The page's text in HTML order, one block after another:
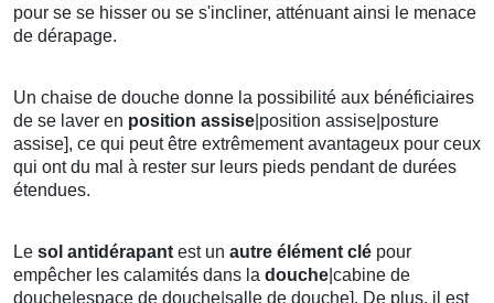
pour se se hisser ou se s'incliner, atténuant ainsi le menace
de dérapage.
Un chaise de douche donne la possibilité aux bénéficiaires
de se laver en position assise |position assise|posture
assise], ce qui peut être extrêmement avantageux pour ceux
qui ont du mal à rester sur leurs pieds pendant de durées
étendues.
Le sol antidérapant est un autre élément clé pour
empêcher les calamités dans la douche |cabine de
douche|espace de douche|salle de douche]. De plus, il est